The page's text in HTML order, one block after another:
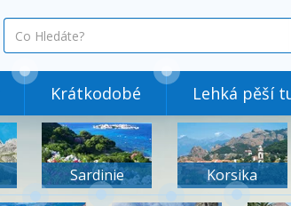
co
hledáte
Krátkodobé Lehká pěší
Sardinie Korsika